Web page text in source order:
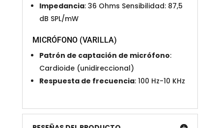
Impedancia: 36 Ohms Sensibilidad: 87,5
dB SPL/mW
MICRÓFONO (VARILLA)
Patrón de captación de micrófono:
Cardioide (unidireccional)
Respuesta de frecuencia: 100 Hz-10 KHz